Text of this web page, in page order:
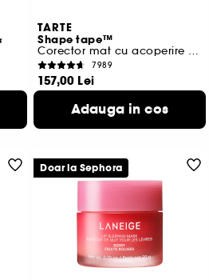
TARTE
Shape tape™
Corector mat cu acoperire totală
7989
157,00 Lei
1.570,00 Lei
30 variante disponibile
Adauga in cos
Doar la Sephora